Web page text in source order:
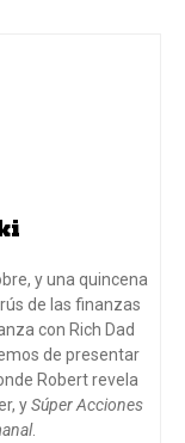
y una quincena
de las finanzas
con Rich Dad
de presentar
Robert revela
ySúper Acciones
.